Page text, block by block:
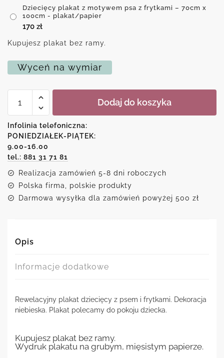
Dziecięcy plakat z motywem psa z frytkami – 70cm x
100cm - plakat/papier
170 zł
Kupujesz plakat bez ramy.
Wyceń na wymiar
Dziecięcy
motywem
psa
z
frytkami
Dodaj do koszyka
Infolinia telefoniczna:
PONIEDZIAŁEK-PIĄTEK:
9.00-16.00
tel.: 881 31 71 81
Realizacja zamówień 5-8 dni roboczych
Polska firma, polskie produkty
Darmowa wysyłka dla zamówień powyżej 500 zł
Opis
Informacje dodatkowe
Rewelacyjny plakat dziecięcy z psem i frytkami. Dekoracja
niebieska. Plakat polecamy do pokoju dziecka.
Kupujesz plakat bez ramy.
Wydruk plakatu na grubym, mięsistym papierze.